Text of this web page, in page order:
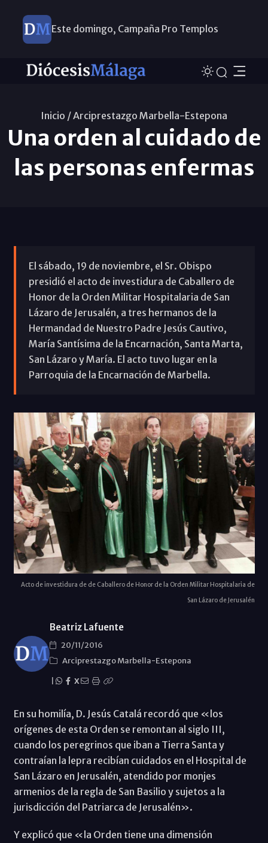
Este domingo, Campaña Pro Templos
Inicio /Arciprestazgo Marbella-Estepona
Una orden al cuidado de
las personas enfermas
El sábado, 19 de noviembre, el Sr. Obispo
presidió el acto de investidura de Caballero de
Honor de la Orden Militar Hospitalaria de San
Lázaro de Jerusalén, a tres hermanos de la
Hermandad de Nuestro Padre Jesús Cautivo,
María Santísima de la Encarnación, Santa Marta,
San Lázaro y María. El acto tuvo lugar en la
Parroquia de la Encarnación de Marbella.
Acto de investidura de de Caballero de Honor de la Orden Militar Hospitalaria de
San Lázaro de Jerusalén
Beatriz Lafuente
20/11/2016
Arciprestazgo Marbella-Estepona
X
En su homilía, D. Jesús Catalá recordó que «los
orígenes de esta Orden se remontan al siglo III,
cuando los peregrinos que iban a Tierra Santa y
contraían la lepra recibían cuidados en el Hospital de
San Lázaro en Jerusalén, atendido por monjes
armenios de la regla de San Basilio y sujetos a la
jurisdicción del Patriarca de Jerusalén».
Y explicó que «la Orden tiene una dimensión